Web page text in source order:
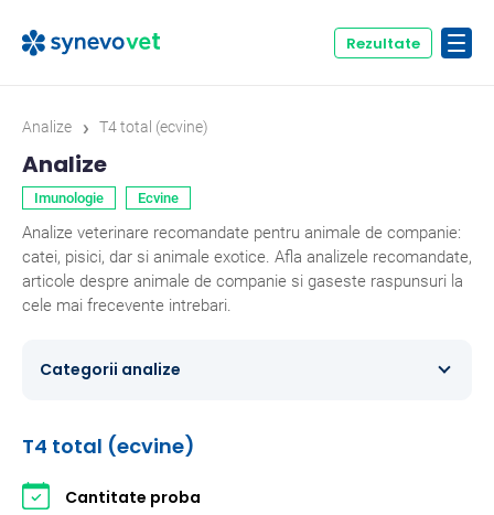
Rezultate
Analize › T4 total (ecvine)
Analize
Imunologie Ecvine
Analize veterinare recomandate pentru animale de companie:
catei, pisici, dar si animale exotice. Afla analizele recomandate,
articole despre animale de companie si gaseste raspunsuri la
cele mai frecevente intrebari.
Categorii analize
T4 total (ecvine)
Cantitate proba